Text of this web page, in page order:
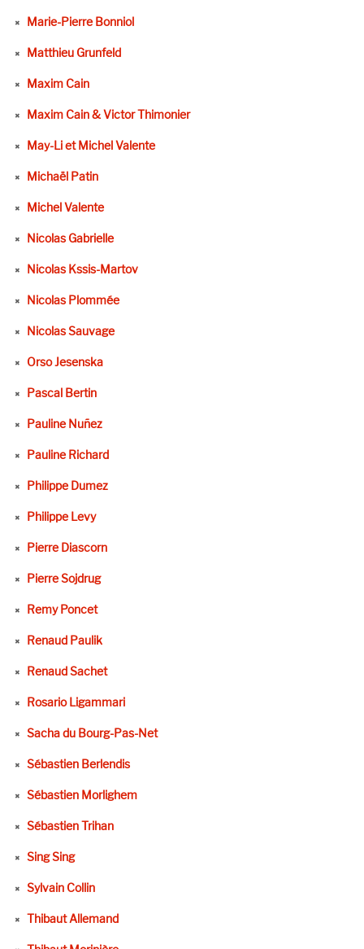
Marie-Pierre Bonniol
Matthieu Grunfeld
Maxim Cain
Maxim Cain & Victor Thimonier
May-Li et Michel Valente
Michaël Patin
Michel Valente
Nicolas Gabrielle
Nicolas Kssis-Martov
Nicolas Plommée
Nicolas Sauvage
Orso Jesenska
Pascal Bertin
Pauline Nuñez
Pauline Richard
Philippe Dumez
Philippe Levy
Pierre Diascorn
Pierre Sojdrug
Remy Poncet
Renaud Paulik
Renaud Sachet
Rosario Ligammari
Sacha du Bourg-Pas-Net
Sébastien Berlendis
Sébastien Morlighem
Sébastien Trihan
Sing Sing
Sylvain Collin
Thibaut Allemand